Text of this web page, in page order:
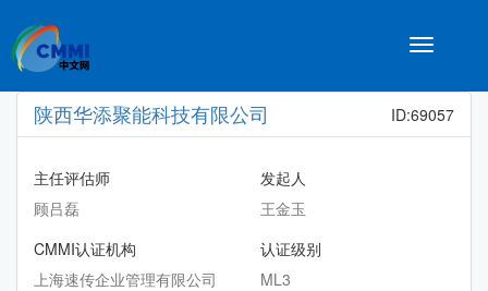
Toggle
陕西华添聚能科技有限公司 ID:69057
主任评估师
顾吕磊
发起人
王金玉
CMMI认证机构
上海速传企业管理有限公司
认证级别
ML3